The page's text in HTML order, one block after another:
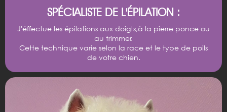
SPÉCIALISTE DE L'ÉPILATION :
J'éffectue les épilations aux doigts,à la pierre ponce ou
au trimmer.
Cette technique varie selon la race et le type de poils
de votre chien.